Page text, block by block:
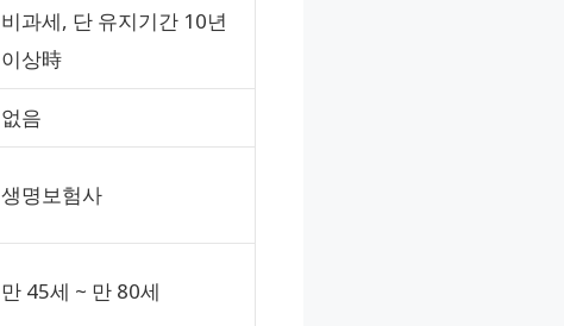
비과세, 단 유지기간 10년
이상時
없음
생명보험사
만 45세 ~ 만 80세